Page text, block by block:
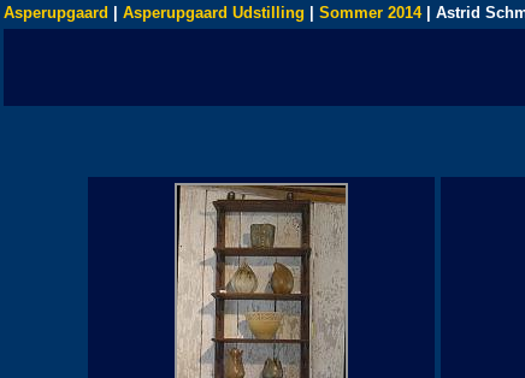
Asperupgaard Asperupgaard Udstilling Sommer 2014| Astrid